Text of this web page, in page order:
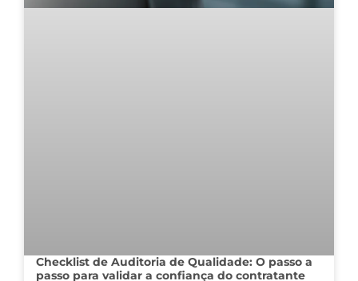
Checklist de Auditoria de Qualidade: O passo a
passo para validar a confiança do contratante